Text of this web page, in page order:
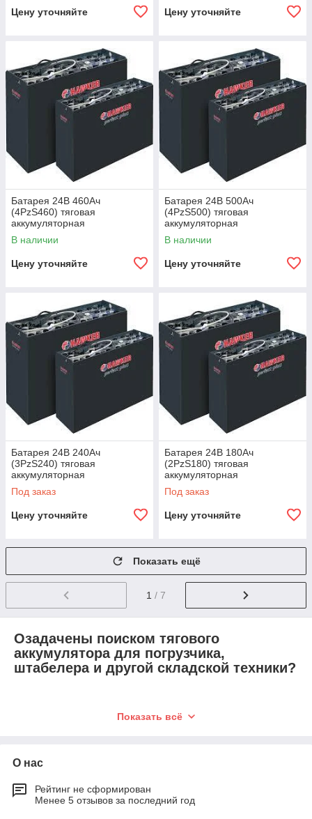
Цену уточняйте Цену уточняйте
Батарея 24В 460Ач
(4PzS460) тяговая
аккумуляторная
В наличии
Цену уточняйте
Батарея 24В 500Ач
(4PzS500) тяговая
аккумуляторная
В наличии
Цену уточняйте
Батарея 24В 240Ач
(3PzS240) тяговая
аккумуляторная
Под заказ
Цену уточняйте
Батарея 24В 180Ач
(2PzS180) тяговая
аккумуляторная
Под заказ
Цену уточняйте
Показать ещё
1 / 7
Озадачены поиском тягового
аккумулятора для погрузчика,
штабелера и другой складской техники?
Хотите приобрести надёжный аккумулятор раз и
надолго? Нужен тяговый аккумулятор для
которая прослужит долго – сотрудничество с
нами будет лучшим решением.
Показать всё
О нас
Рейтинг не сформирован
Менее 5 отзывов за последний год